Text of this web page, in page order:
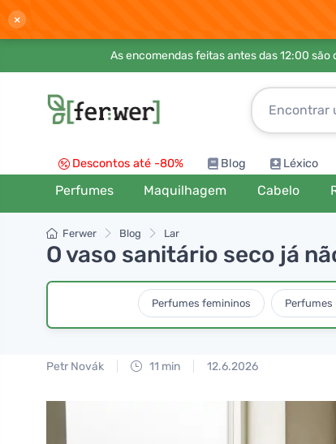
×
As encomendas feitas antes das 12:00 são
Descontos até -80% Blog Léxico
Perfumes Maquilhagem Cabelo
Ferwer Blog Lar
O vaso sanitário seco já
Perfumes femininos Perfumes
Petr Novák 11 min 12.6.2026